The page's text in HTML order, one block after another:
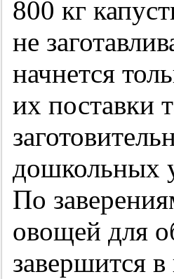
800 кг
не
начнется
их поставки
дошкольных
По
овощей для
завершится